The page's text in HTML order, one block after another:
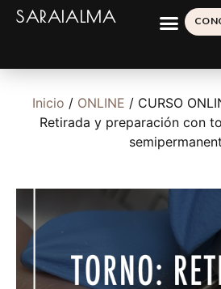
SARAIALMA
Inicio / ONLINE / CURSO
Retirada y preparación con